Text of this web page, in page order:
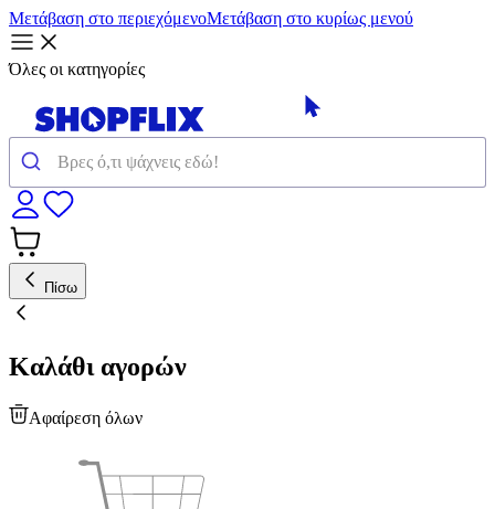
Μετάβαση στο περιεχόμενοΜετάβαση στο κυρίως μενού
Όλες οι κατηγορίες
Πίσω
Καλάθι αγορών
Αφαίρεση όλων